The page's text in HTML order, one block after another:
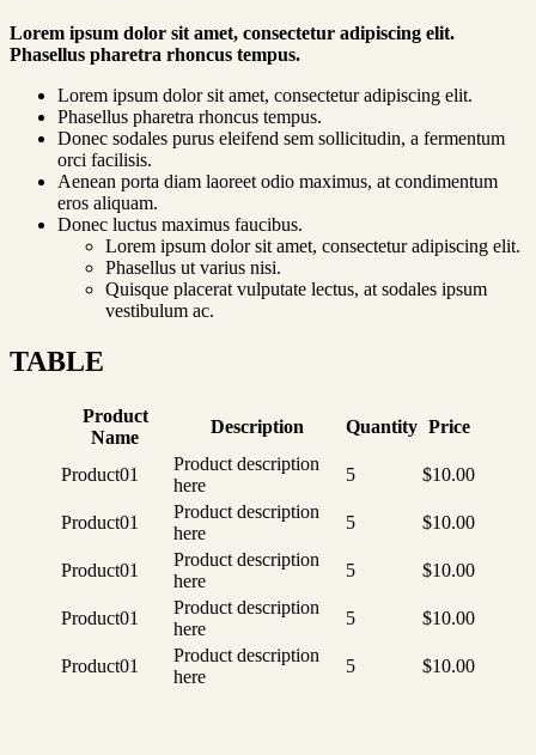
Lorem ipsum dolor sit amet, consectetur adipiscing elit.
Phasellus pharetra rhoncus tempus.
Lorem ipsum dolor sit amet, consectetur adipiscing elit.
Phasellus pharetra rhoncus tempus.
Donec sodales purus eleifend sem sollicitudin, a fermentum
orci facilisis.
Aenean porta diam laoreet odio maximus, at condimentum
eros aliquam.
Donec luctus maximus faucibus.
Lorem ipsum dolor sit amet, consectetur adipiscing elit.
Phasellus ut varius nisi.
Quisque placerat vulputate lectus, at sodales ipsum
vestibulum ac.
TABLE
Product
Name
Description Quantity Price
Product01
Product description
here
5 $10.00
Product01
Product description
here
5 $10.00
Product01
Product description
here
5 $10.00
Product01
Product description
here
5 $10.00
Product01
Product description
here
5 $10.00